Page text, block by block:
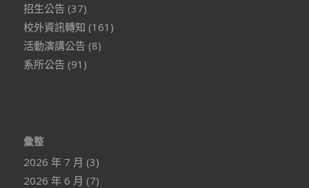
招生公告 (37)
校外資訊轉知 (161)
活動演講公告 (8)
系所公告 (91)
彙整
2026 年 7 月 (3)
2026 年 6 月 (7)